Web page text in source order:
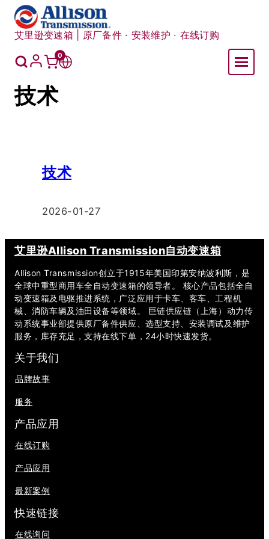
至
内艾里逊变速箱 | 原厂备件 · 安装维护 · 在线订购
我
的
户
0
购
物
车
切
语
技术
技术
2026-01-27
艾里逊Allison Transmission自动变速箱
Allison Transmission创立于1915年美国印第安纳波利斯，是
全球中重型商用车全自动变速箱的领导者。 核心产品包括全自
动变速箱及电驱推进系统，广泛应用于卡车、客车、工程机
械、消防车辆及油田设备等领域。 巨链供应链（上海）动力传
动系统事业部提供原厂备件供应、选型支持、安装调试及维护
服务，库存充足，支持在线下单，24小时快速发货。
关于我们
品牌故事
服务
产品应用
在线订购
产品应用
最新案例
快速链接
在线询问